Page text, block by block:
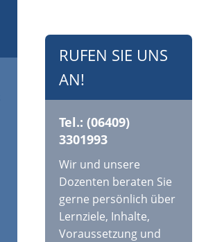
RUFEN SIE UNS
AN!
Tel.: (06409)
3301993
Wir und unsere
Dozenten beraten Sie
gerne persönlich über
Lernziele, Inhalte,
Voraussetzung und